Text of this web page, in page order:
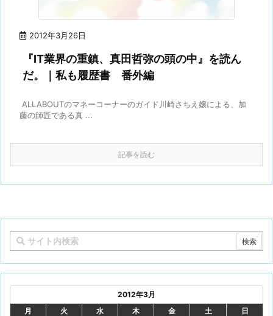
2012年3月26日
『IT業界の重鎮、真田哲弥の頭の中』を読ん
だ。｜私も履歴書 番外編
ALLABOUTのマネーコーナーのガイド川崎さちえ嬢による、加
藤の師匠である真 ...
記事を読む
2012年3月
月
火 水 木 金 土
日